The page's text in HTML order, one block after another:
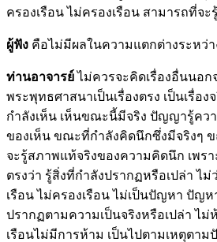
ครองเรือน ไม่ครองเรือน สามารถที่จะ
ผู้ฟัง คือไม่มีผลในความแตกต่างระหว่
ท่านอาจารย์ไม่ควรจะคิดเรื่องอื่นนอก
พระพุทธศาสนาเป็นเรื่องตรง เป็นเรื่อ
กำลังเห็น เห็นขณะนี้มีจริง ปัญญารู้คว
ของเห็น ขณะที่กำลังคิดนึกซึ่งมีจริงๆ
จะรู้สภาพแท้จริงของความคิดนึก เพร
ตรงว่า รู้สิ่งที่กำลังปรากฏหรือเปล่า ไม่
เรือน ไม่ครองเรือน ไม่เป็นปัญหา ปัญห
ปรากฏตามความเป็นจริงหรือเปล่า ไม่
เรือนไม่มีการห้าม เป็นไปตามเหตุตา